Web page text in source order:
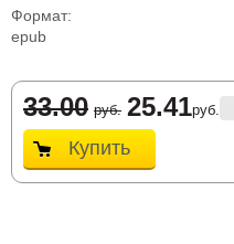
Формат:
epub
33.00 руб. 25.41руб.
Купить